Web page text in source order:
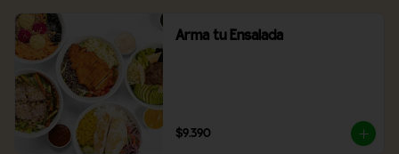
Arma tu Ensalada
$9.390